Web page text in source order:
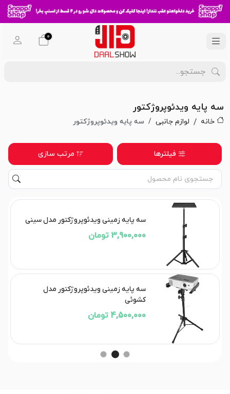
0
سه پایه ویدئوپروژکتور
خانه لوازم جانبی سه پایه ویدئوپروژکتور
فیلترها مرتب سازی
سه پایه زمینی ویدئوپروژکتور مدل سینی
3,900,000 تومان
سه پایه زمینی ویدئوپروژکتور مدل
کشوئی
4,500,000 تومان